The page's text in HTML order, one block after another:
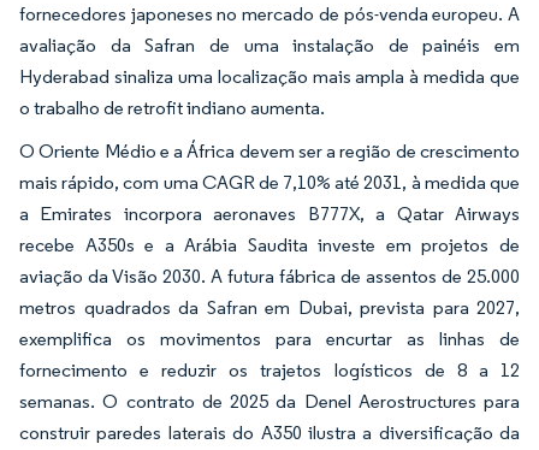
fornecedores japoneses no mercado de pós-venda europeu. A
avaliação da Safran de uma instalação de painéis em
Hyderabad sinaliza uma localização mais ampla à medida que
o trabalho de retrofit indiano aumenta.
O Oriente Médio e a África devem ser a região de crescimento
mais rápido, com uma CAGR de 7,10% até 2031, à medida que
a Emirates incorpora aeronaves B777X, a Qatar Airways
recebe A350s e a Arábia Saudita investe em projetos de
aviação da Visão 2030. A futura fábrica de assentos de 25.000
metros quadrados da Safran em Dubai, prevista para 2027,
exemplifica os movimentos para encurtar as linhas de
fornecimento e reduzir os trajetos logísticos de 8 a 12
semanas. O contrato de 2025 da Denel Aerostructures para
construir paredes laterais do A350 ilustra a diversificação da